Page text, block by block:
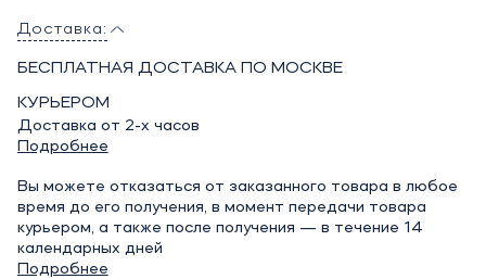
Доставка:
БЕСПЛАТНАЯ ДОСТАВКА ПО МОСКВЕ
КУРЬЕРОМ
Доставка от 2-х часов
Подробнее
Вы можете отказаться от заказанного товара в любое
время до его получения, в момент передачи товара
курьером, а также после получения — в течение 14
календарных дней
Подробнее